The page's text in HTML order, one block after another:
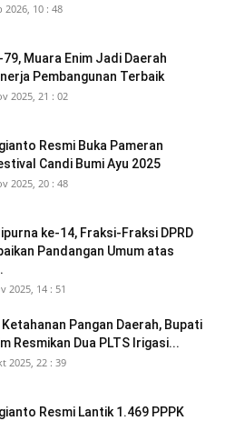
2026, 10 : 48
79, Muara Enim Jadi Daerah
Pembangunan Terbaik
2025, 21 : 02
Resmi Buka Pameran
Candi Bumi Ayu 2025
2025, 20 : 48
ke-14, Fraksi-Fraksi DPRD
Pandangan Umum atas
2025, 14 : 51
Pangan Daerah, Bupati
Resmikan Dua PLTS Irigasi...
2025, 22 : 39
Resmi Lantik 1.469 PPPK